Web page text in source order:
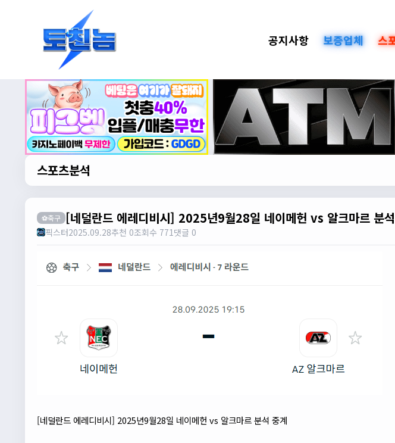
공지사항 보증업체 스
스포츠분석
⚽축구 [네덜란드 에레디비시] 2025년9월28일 네이메헌 vs 알크마르 분
픽스터2025.09.28추천 0조회수 771 댓글 0
[네덜란드 에레디비시] 2025년9월28일 네이메헌 vs 알크마르 분석 중계